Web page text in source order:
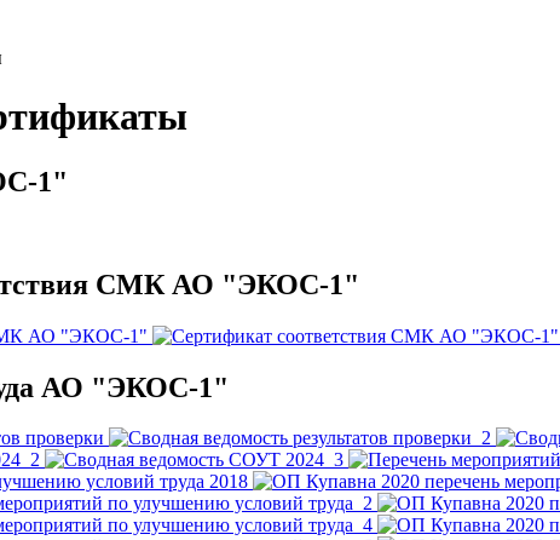
1"
СМК АО "ЭКОС-1"
АО "ЭКОС-1"